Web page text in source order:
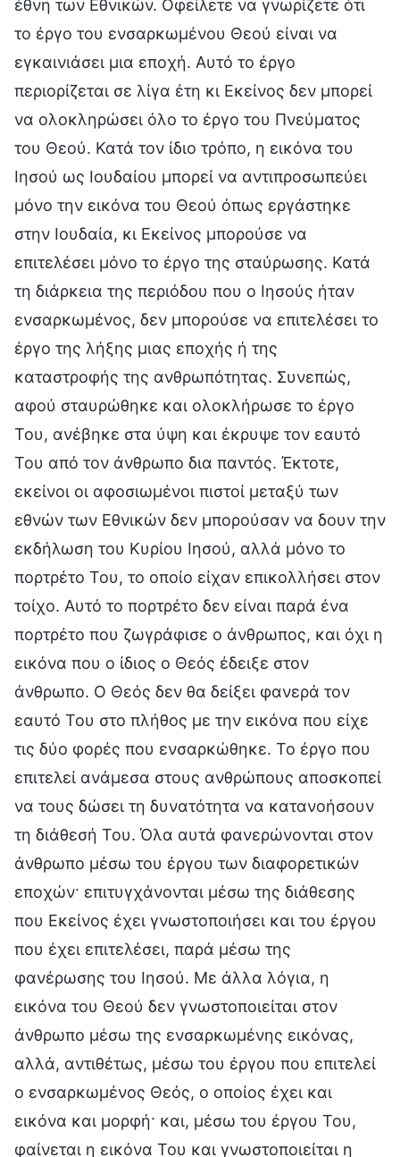
έθνη των Εθνικών. Οφείλετε να γνωρίζετε ότι
το έργο του ενσαρκωμένου Θεού είναι να
εγκαινιάσει μια εποχή. Αυτό το έργο
περιορίζεται σε λίγα έτη κι Εκείνος δεν μπορεί
να ολοκληρώσει όλο το έργο του Πνεύματος
του Θεού. Κατά τον ίδιο τρόπο, η εικόνα του
Ιησού ως Ιουδαίου μπορεί να αντιπροσωπεύει
μόνο την εικόνα του Θεού όπως εργάστηκε
στην Ιουδαία, κι Εκείνος μπορούσε να
επιτελέσει μόνο το έργο της σταύρωσης. Κατά
τη διάρκεια της περιόδου που ο Ιησούς ήταν
ενσαρκωμένος, δεν μπορούσε να επιτελέσει το
έργο της λήξης μιας εποχής ή της
καταστροφής της ανθρωπότητας. Συνεπώς,
αφού σταυρώθηκε και ολοκλήρωσε το έργο
Του, ανέβηκε στα ύψη και έκρυψε τον εαυτό
Του από τον άνθρωπο δια παντός. Έκτοτε,
εκείνοι οι αφοσιωμένοι πιστοί μεταξύ των
εθνών των Εθνικών δεν μπορούσαν να δουν την
εκδήλωση του Κυρίου Ιησού, αλλά μόνο το
πορτρέτο Του, το οποίο είχαν επικολλήσει στον
τοίχο. Αυτό το πορτρέτο δεν είναι παρά ένα
πορτρέτο που ζωγράφισε ο άνθρωπος, και όχι η
εικόνα που ο ίδιος ο Θεός έδειξε στον
άνθρωπο. Ο Θεός δεν θα δείξει φανερά τον
εαυτό Του στο πλήθος με την εικόνα που είχε
τις δύο φορές που ενσαρκώθηκε. Το έργο που
επιτελεί ανάμεσα στους ανθρώπους αποσκοπεί
να τους δώσει τη δυνατότητα να κατανοήσουν
τη διάθεσή Του. Όλα αυτά φανερώνονται στον
άνθρωπο μέσω του έργου των διαφορετικών
εποχών· επιτυγχάνονται μέσω της διάθεσης
που Εκείνος έχει γνωστοποιήσει και του έργου
που έχει επιτελέσει, παρά μέσω της
φανέρωσης του Ιησού. Με άλλα λόγια, η
εικόνα του Θεού δεν γνωστοποιείται στον
άνθρωπο μέσω της ενσαρκωμένης εικόνας,
αλλά, αντιθέτως, μέσω του έργου που επιτελεί
ο ενσαρκωμένος Θεός, ο οποίος έχει και
εικόνα και μορφή· και, μέσω του έργου Του,
φαίνεται η εικόνα Του και γνωστοποιείται η